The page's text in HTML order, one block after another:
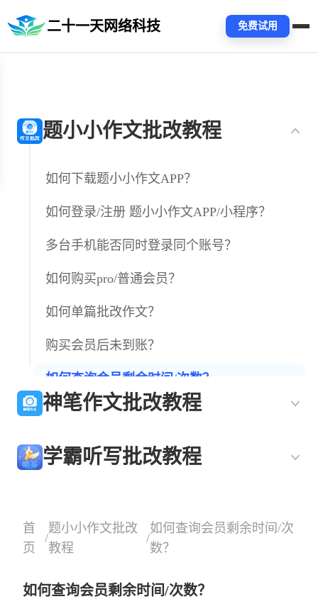
二十一天网络科技 免费试用
题小小作文批改教程
如何下载题小小作文APP？
如何登录/注册 题小小作文APP/小程序？
多台手机能否同时登录同个账号？
如何购买pro/普通会员？
如何单篇批改作文？
购买会员后未到账？
如何查询会员剩余时间/次数？
购买会员后下月会自动扣款吗？
如何获取和使用兑换码？
如何只导出润色后的作文？
如何编辑Pro批改中的 评语、分析、思路建
议等？
神笔作文批改教程
学霸听写批改教程
首
页
/
题小小作文批改
教程
/
如何查询会员剩余时间/次
数？
如何查询会员剩余时间/次数？